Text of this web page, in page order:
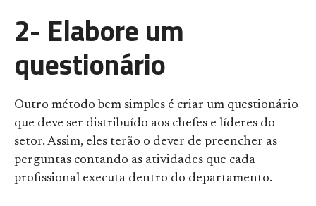
2- Elabore um
questionário
Outro método bem simples é criar um questionário
que deve ser distribuído aos chefes e líderes do
setor. Assim, eles terão o dever de preencher as
perguntas contando as atividades que cada
profissional executa dentro do departamento.